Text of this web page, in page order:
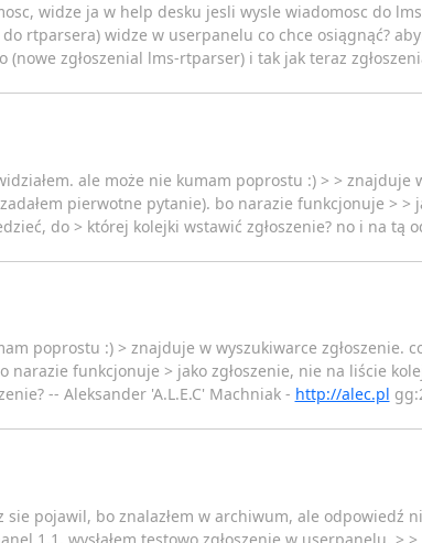
widze ja w help desku jesli wysle wiadomosc do
rtparsera) widze w userpanelu co chce osiągnąć?
zgłoszenial lms-rtparser) i tak jak teraz
ale może nie kumam poprostu :) > > znajduje
pierwotne pytanie). bo narazie funkcjonuje > >
do > której kolejki wstawić zgłoszenie? no i na tą
poprostu :) > znajduje w wyszukiwarce zgłoszenie.
narazie funkcjonuje > jako zgłoszenie, nie na liście
-- Aleksander 'A.L.E.C' Machniak - http://alec.pl
sie pojawil, bo znalazłem w archiwum, ale odpowiedź